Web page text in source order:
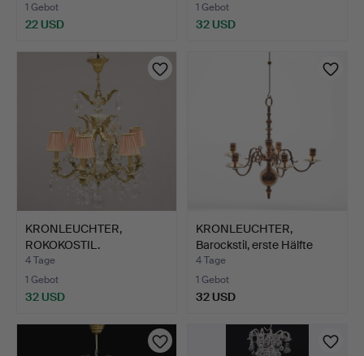
1 Gebot
22 USD
1 Gebot
32 USD
KRONLEUCHTER,
ROKOKOSTIL.
4 Tage
1 Gebot
32 USD
KRONLEUCHTER,
Barockstil, erste Hälfte
des…
4 Tage
1 Gebot
32 USD